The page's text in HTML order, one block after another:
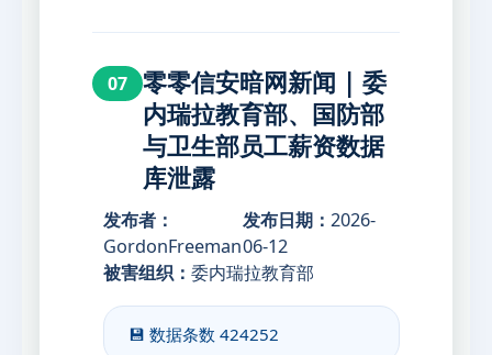
07
零零信安暗网新闻 | 委
内瑞拉教育部、国防部
与卫生部员工薪资数据
库泄露
发布者：
GordonFreeman
发布日期： 2026-
06-12
被害组织： 委内瑞拉教育部
💾 数据条数 424252